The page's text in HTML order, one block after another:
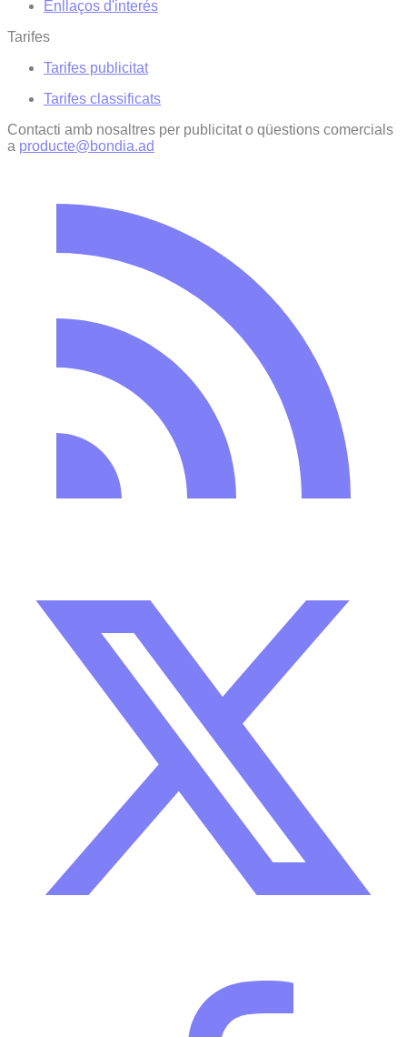
Enllaços d'interés
Tarifes
Tarifes publicitat
Tarifes classificats
Contacti amb nosaltres per publicitat o qüestions comercials
a producte@bondia.ad